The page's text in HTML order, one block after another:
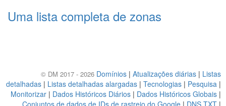
Uma lista completa de zonas
© DM 2017 - 2026 Domínios | Atualizações diárias | Listas
detalhadas | Listas detalhadas alargadas | Tecnologias | Pesquisa |
Monitorizar | Dados Históricos Diários | Dados Históricos Globais |
Conjuntos de dados de IDs de rastreio do Google | DNS TXT |